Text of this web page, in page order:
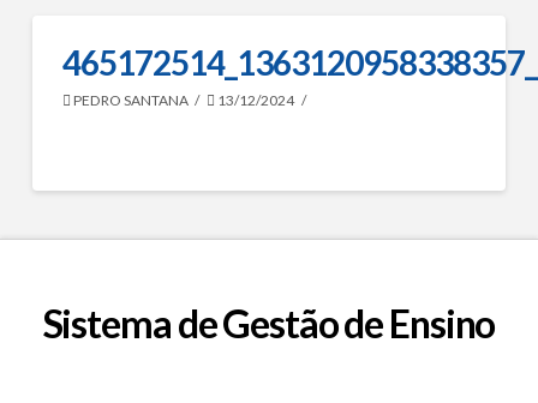
PEDRO SANTANA 13/12/2024
Sistema de Gestão de Ensino